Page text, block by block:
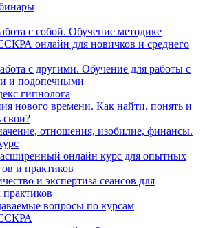
с собой. Обучение методике
онлайн для новичков и среднего
с другими. Обучение для работы с
и подопечными
гипнолога
нового времени. Как найти, понять и
свои?
отношения, изобилие, финансы.
онлайн курс для опытных
и практиков
и экспертиза сеансов для
вопросы по курсам